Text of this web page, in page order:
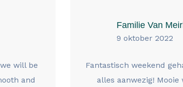
will be
and
Familie Van
9 oktober 2022
Fantastisch weekend
alles aanwezig! Mooie